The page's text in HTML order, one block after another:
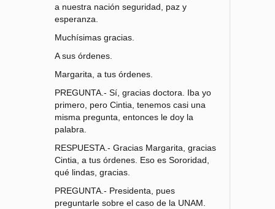
a nuestra nación seguridad, paz y
esperanza.
Muchísimas gracias.
A sus órdenes.
Margarita, a tus órdenes.
PREGUNTA.- Sí, gracias doctora. Iba yo
primero, pero Cintia, tenemos casi una
misma pregunta, entonces le doy la
palabra.
RESPUESTA.- Gracias Margarita, gracias
Cintia, a tus órdenes. Eso es Sororidad,
qué lindas, gracias.
PREGUNTA.- Presidenta, pues
preguntarle sobre el caso de la UNAM.